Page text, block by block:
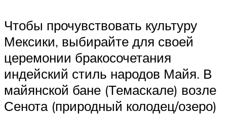
Чтобы прочувствовать культуру
Мексики, выбирайте для своей
церемонии бракосочетания
индейский стиль народов Майя. В
майянской бане (Темаскале) возле
Сенота (природный колодец/озеро)